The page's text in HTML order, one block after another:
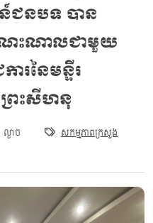
ន៍ជនបទ បាន
ះណាលជាមួយ
ារនៃមន្ទីរ
រះសីហនុ
ងាច សកម្មភាពក្រសួង